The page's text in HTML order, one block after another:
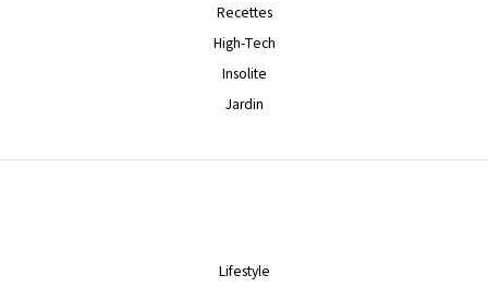
Recettes
High-Tech
Insolite
Jardin
Lifestyle